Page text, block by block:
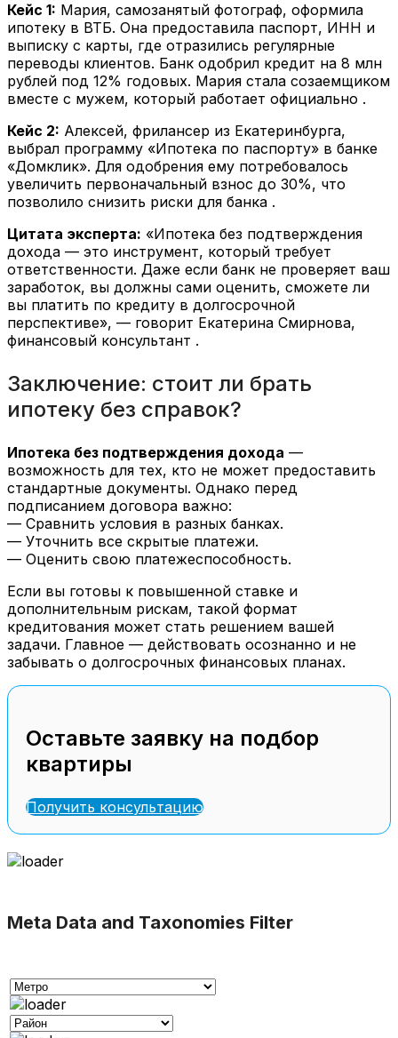
Кейс 1: Мария, самозанятый фотограф, оформила
ипотеку в ВТБ. Она предоставила паспорт, ИНН и
выписку с карты, где отразились регулярные
переводы клиентов. Банк одобрил кредит на 8 млн
рублей под 12% годовых. Мария стала созаемщиком
вместе с мужем, который работает официально .
Кейс 2: Алексей, фрилансер из Екатеринбурга,
выбрал программу «Ипотека по паспорту» в банке
«Домклик». Для одобрения ему потребовалось
увеличить первоначальный взнос до 30%, что
позволило снизить риски для банка .
Цитата эксперта: «Ипотека без подтверждения
дохода — это инструмент, который требует
ответственности. Даже если банк не проверяет ваш
заработок, вы должны сами оценить, сможете ли
вы платить по кредиту в долгосрочной
перспективе», — говорит Екатерина Смирнова,
финансовый консультант .
Заключение: стоит ли брать
ипотеку без справок?
Ипотека без подтверждения дохода —
возможность для тех, кто не может предоставить
стандартные документы. Однако перед
подписанием договора важно:
— Сравнить условия в разных банках.
— Уточнить все скрытые платежи.
— Оценить свою платежеспособность.
Если вы готовы к повышенной ставке и
дополнительным рискам, такой формат
кредитования может стать решением вашей
задачи. Главное — действовать осознанно и не
забывать о долгосрочных финансовых планах.
Оставьте заявку на подбор
квартиры
Получить консультацию
Meta Data and Taxonomies Filter